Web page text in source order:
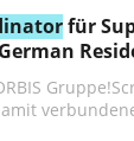
für